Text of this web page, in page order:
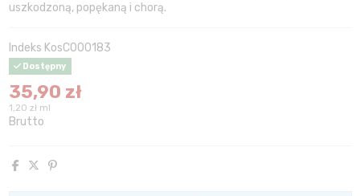
uszkodzoną, popękaną i chorą.
Indeks KosC000183
Dostępny
35,90 zł
1,20 zł ml
Brutto